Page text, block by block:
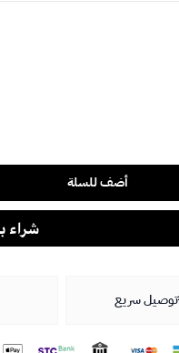
أضف للسلة
توصيل سريع